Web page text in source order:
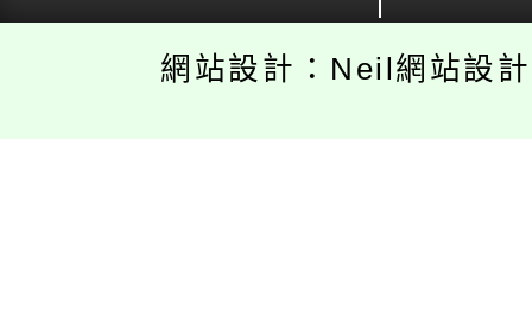
網站設計：Neil網站設